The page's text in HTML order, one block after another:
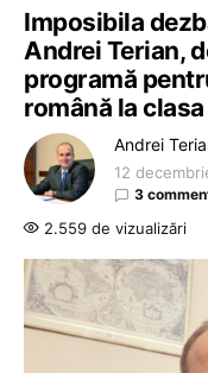
Imposibila
Andrei Terian,
programă
română la
Andrei
12
3
2.559 de vizualizări